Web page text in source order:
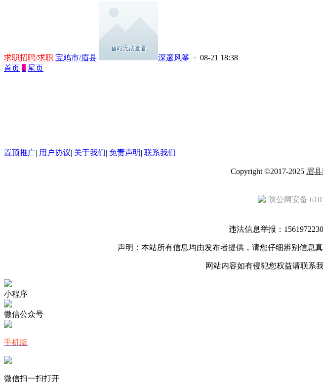
求职招聘/求职 宝鸡市/眉县 深邃风筝 · 08-21 18:38
首页 1 尾页
置顶推广| 用户协议| 关于我们| 免责声明| 联系我们
Copyright ©2017-2025 眉
陕公网安备
违法信息举报：
声明：本站所有信息均由发布者提供，请您仔细辨别信息
网站内容如有侵犯您权益请联系
小程序
微信公众号
手机版
微信扫一扫打开